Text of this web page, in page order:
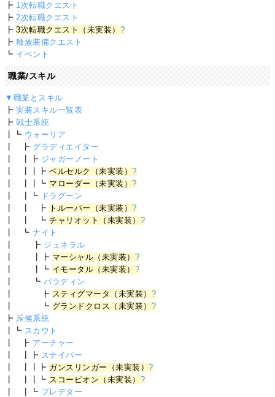
┣ 1次転職クエスト
┣2次転職クエスト
┣3次転職クエスト（未実装） ?
┣種族装備クエスト
┗ イベント
職業/スキル
▼職業とスキル
┣実装スキル一覧表
┣戦士系統
┃┗ ウォーリア
┃ ┣ グラディエイター
┃ ┃┣ ジャガーノート
┃ ┃┃┣ベルセルク（未実装）?
┃ ┃┃┗ マローダー（未実装）?
┃ ┃┗ ドラグーン
┃ ┃ ┣ トルーパー（未実装）?
┃ ┃ ┗チャリオット（未実装） ?
┃ ┗ナイト
┃ ┣ ジェネラル
┃ ┃┣ マーシャル（未実装） ?
┃ ┃┗ イモータル（未実装） ?
┃ ┗パラディン
┃ ┣ スティグマータ（未実装） ?
┃ ┗ グランドクロス（未実装） ?
┣ 斥候系統
┃┗ スカウト
┃ ┣ アーチャー
┃ ┃┣ スナイパー
┃ ┃┃┣ ガンスリンガー（未実装）?
┃ ┃┃┗ スコーピオン（未実装） ?
┃ ┃┗ プレデター